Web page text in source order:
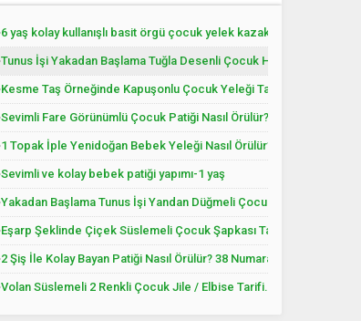
6 yaş kolay kullanışlı basit örgü çocuk yelek kazak tarifi
Tunus İşi Yakadan Başlama Tuğla Desenli Çocuk Hırkası Tarifi.
Kesme Taş Örneğinde Kapuşonlu Çocuk Yeleği Tarifi. 3 .4 Yaş
Sevimli Fare Görünümlü Çocuk Patiği Nasıl Örülür? Yenidoğan
1 Topak İple Yenidoğan Bebek Yeleği Nasıl Örülür?
Sevimli ve kolay bebek patiği yapımı-1 yaş
Yakadan Başlama Tunus İşi Yandan Düğmeli Çocuk Yeleği Tarifi. 2
Eşarp Şeklinde Çiçek Süslemeli Çocuk Şapkası Tarifi. 3. 4 Yaş
2 Şiş İle Kolay Bayan Patiği Nasıl Örülür? 38 Numara
Volan Süslemeli 2 Renkli Çocuk Jile / Elbise Tarifi. 2 .3 Yaş